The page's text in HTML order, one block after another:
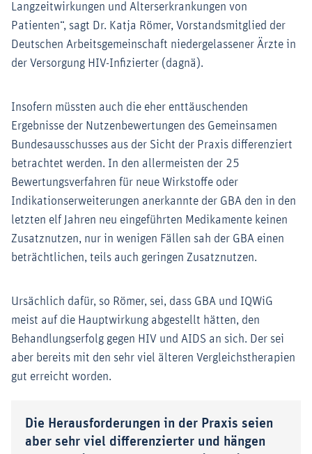
Langzeitwirkungen und Alterserkrankungen von
Patienten“, sagt Dr. Katja Römer, Vorstandsmitglied der
Deutschen Arbeitsgemeinschaft niedergelassener Ärzte in
der Versorgung HIV-Infizierter (dagnä).
Insofern müssten auch die eher enttäuschenden
Ergebnisse der Nutzenbewertungen des Gemeinsamen
Bundesausschusses aus der Sicht der Praxis differenziert
betrachtet werden. In den allermeisten der 25
Bewertungsverfahren für neue Wirkstoffe oder
Indikationserweiterungen anerkannte der GBA den in den
letzten elf Jahren neu eingeführten Medikamente keinen
Zusatznutzen, nur in wenigen Fällen sah der GBA einen
beträchtlichen, teils auch geringen Zusatznutzen.
Ursächlich dafür, so Römer, sei, dass GBA und IQWiG
meist auf die Hauptwirkung abgestellt hätten, den
Behandlungserfolg gegen HIV und AIDS an sich. Der sei
aber bereits mit den sehr viel älteren Vergleichstherapien
gut erreicht worden.
Die Herausforderungen in der Praxis seien
aber sehr viel differenzierter und hängen